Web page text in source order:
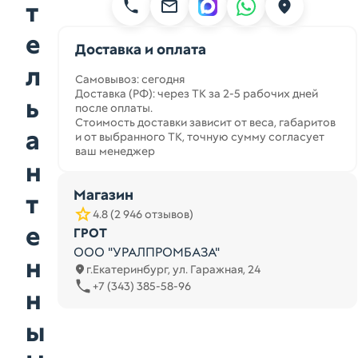
т
е
л
ь
а
н
т
е
н
н
ы
Доставка и оплата
Самовывоз: сегодня
Доставка (РФ): через ТК за 2-5 рабочих дней
после оплаты.
Стоимость доставки зависит от веса, габаритов
и от выбранного ТК, точную сумму согласует
ваш менеджер
Магазин
4.8 (2 946 отзывов)
ГРОТ
ООО "УРАЛПРОМБАЗА"
г.Екатеринбург, ул. Гаражная, 24
+7 (343) 385-58-96